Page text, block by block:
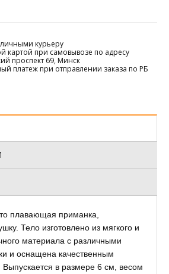
курьеру
картой при самовывозе по адресу
проспект 69, Минск
платеж при отправлении заказа по РБ
плавающая приманка,
Тело изготовлено из мягкого и
материала с различными
и оснащена качественным
в размере 6 см, весом